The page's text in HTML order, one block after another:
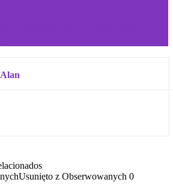
Usunięto z Obserwowanych 0